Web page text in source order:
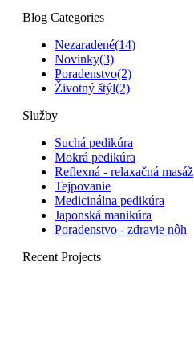
Blog Categories
Nezaradené(14)
Novinky(3)
Poradenstvo(2)
Životný štýl(2)
Služby
Suchá pedikúra
Mokrá pedikúra
Reflexná - relaxačná masáž
Tejpovanie
Medicinálna pedikúra
Japonská manikúra
Poradenstvo - zdravie nôh
Recent Projects